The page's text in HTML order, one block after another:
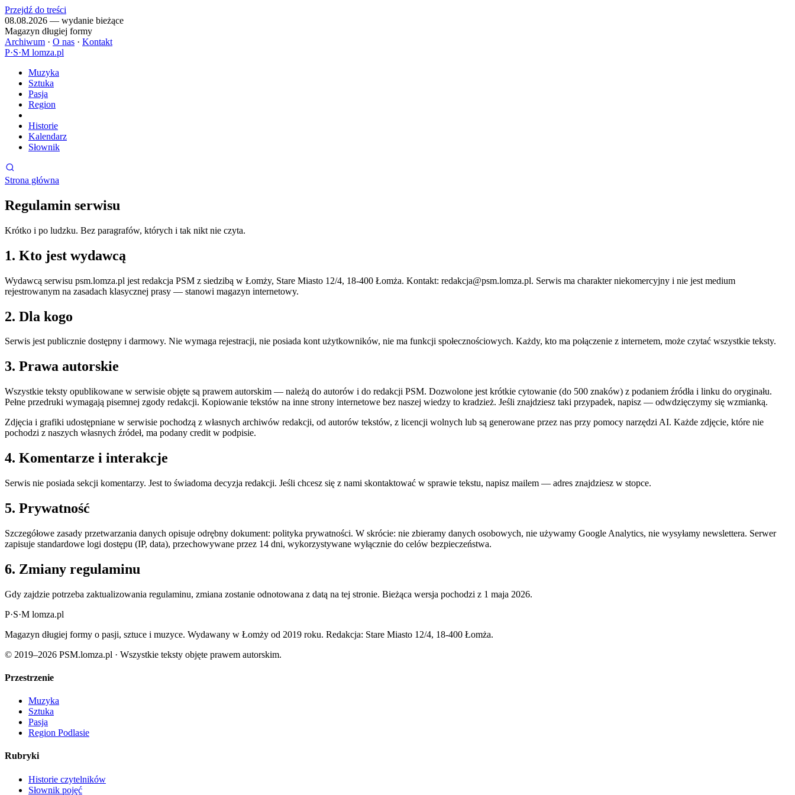
Przejdź do treści
08.08.2026 — wydanie bieżące
Magazyn długiej formy
Archiwum · O nas · Kontakt
P·S·M lomza.pl
Muzyka
Sztuka
Pasja
Region
Historie
Kalendarz
Słownik
Strona główna
Regulamin serwisu
Krótko i po ludzku. Bez paragrafów, których i tak nikt nie czyta.
1. Kto jest wydawcą
Wydawcą serwisu psm.lomza.pl jest redakcja PSM z siedzibą w Łomży, Stare Miasto 12/4, 18-400 Łomża. Kontakt: redakcja@psm.lomza.pl. Serwis ma charakter niekomercyjny i nie jest medium
rejestrowanym na zasadach klasycznej prasy — stanowi magazyn internetowy.
2. Dla kogo
Serwis jest publicznie dostępny i darmowy. Nie wymaga rejestracji, nie posiada kont użytkowników, nie ma funkcji społecznościowych. Każdy, kto ma połączenie z internetem, może czytać wszystkie teksty.
3. Prawa autorskie
Wszystkie teksty opublikowane w serwisie objęte są prawem autorskim — należą do autorów i do redakcji PSM. Dozwolone jest krótkie cytowanie (do 500 znaków) z podaniem źródła i linku do oryginału.
Pełne przedruki wymagają pisemnej zgody redakcji. Kopiowanie tekstów na inne strony internetowe bez naszej wiedzy to kradzież. Jeśli znajdziesz taki przypadek, napisz — odwdzięczymy się wzmianką.
Zdjęcia i grafiki udostępniane w serwisie pochodzą z własnych archiwów redakcji, od autorów tekstów, z licencji wolnych lub są generowane przez nas przy pomocy narzędzi AI. Każde zdjęcie, które nie
pochodzi z naszych własnych źródeł, ma podany credit w podpisie.
4. Komentarze i interakcje
Serwis nie posiada sekcji komentarzy. Jest to świadoma decyzja redakcji. Jeśli chcesz się z nami skontaktować w sprawie tekstu, napisz mailem — adres znajdziesz w stopce.
5. Prywatność
Szczegółowe zasady przetwarzania danych opisuje odrębny dokument: polityka prywatności. W skrócie: nie zbieramy danych osobowych, nie używamy Google Analytics, nie wysyłamy newslettera. Serwer
zapisuje standardowe logi dostępu (IP, data), przechowywane przez 14 dni, wykorzystywane wyłącznie do celów bezpieczeństwa.
6. Zmiany regulaminu
Gdy zajdzie potrzeba zaktualizowania regulaminu, zmiana zostanie odnotowana z datą na tej stronie. Bieżąca wersja pochodzi z 1 maja 2026.
P·S·M lomza.pl
Magazyn długiej formy o pasji, sztuce i muzyce. Wydawany w Łomży od 2019 roku. Redakcja: Stare Miasto 12/4, 18-400 Łomża.
© 2019–2026 PSM.lomza.pl · Wszystkie teksty objęte prawem autorskim.
Przestrzenie
Muzyka
Sztuka
Pasja
Region Podlasie
Rubryki
Historie czytelników
Słownik pojęć